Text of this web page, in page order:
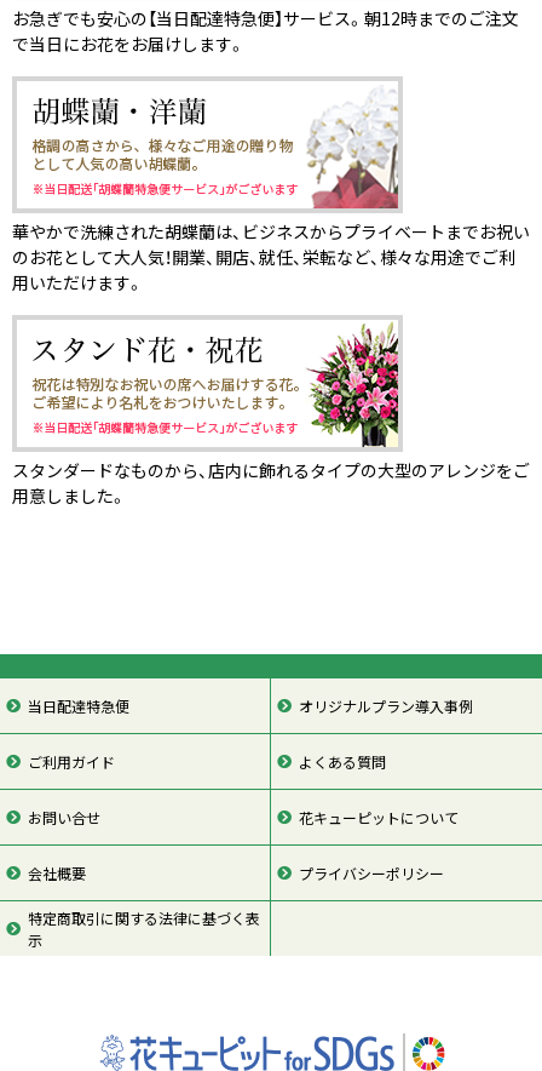
お急ぎでも安心の【当日配達特急便】サービス。朝12時までのご注文
で当日にお花をお届けします。
華やかで洗練された胡蝶蘭は、ビジネスからプライベートまでお祝い
のお花として大人気！開業、開店、就任、栄転など、様々な用途でご利
用いただけます。
スタンダードなものから、店内に飾れるタイプの大型のアレンジをご
用意しました。
当日配達特急便 オリジナルプラン導入事例
ご利用ガイド よくある質問
お問い合せ 花キューピットについて
会社概要 プライバシーポリシー
特定商取引に関する法律に基づく表
示